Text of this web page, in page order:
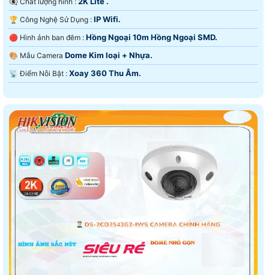
🏆 Công Nghệ Sử Dụng : IP Wifi.
🔴 Hình ảnh ban đêm : Hồng Ngoại 10m Hồng Ngoại SMD.
🎨 Mẫu Camera Dome Kim loại + Nhựa.
️📡 Điểm Nỗi Bật : Xoay 360 Thu Âm.